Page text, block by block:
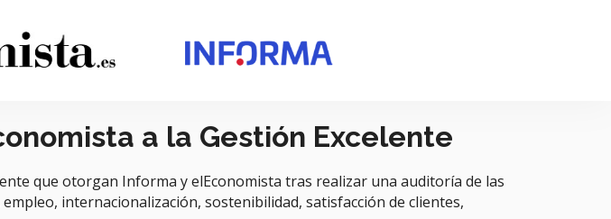
a la Gestión Excelente
que otorgan Informa y elEconomista tras realizar una auditoría de las
internacionalización, sostenibilidad, satisfacción de clientes,